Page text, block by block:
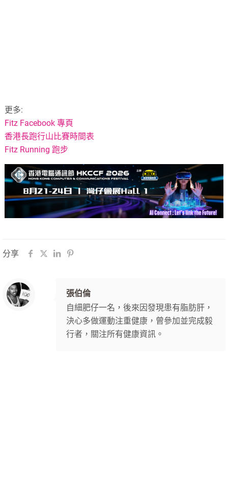
更多:
Fitz Facebook 專頁
香港長跑行山比賽時間表
Fitz Running 跑步
分享
張伯倫
自細肥仔一名，後來因發現患有脂肪肝，
決心多做運動注重健康，曾參加並完成毅
行者，關注所有健康資訊。